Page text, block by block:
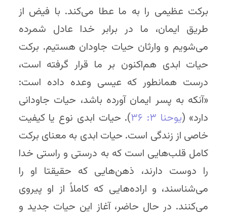
برکت عظیمی را به ما عطا می‌کند. با فیض از
طریق ایمان، ما در برابر خدا عادل شمرده
می‌شویم و وارثان حیات جاودان هستیم. برکت
حیات ابدی هم‌اکنون بر ما قرار گرفته است،
درست همانطور که عیسی وعده داده است:
«آنکه به پسر ایمان آورده باشد، حیات جاودانی
دارد» (یوحنا ۳: ۳۶
). حیات ابدی نوع یا کیفیت
خاصی از زندگی است. حیات ابدی به معنای برکت
کامل قلب‌هایی است که به درستی و راستی خدا
را دوست دارند، ذهن‌هایی که حقیقتا او را
می‌شناسند، و اراده‌هایی که کاملاً از او پیروی
می‌کنند. در حال حاضر، آغاز این حیات جدید و